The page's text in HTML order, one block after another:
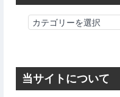
カ
リ
当サイトについて